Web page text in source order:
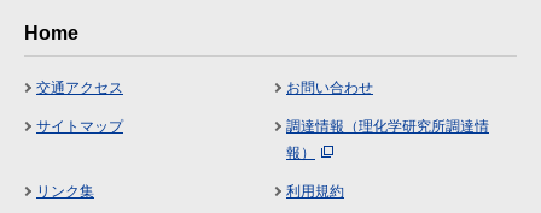
Home
交通アクセス お問い合わせ
サイトマップ
調達情報（理化学研究所調達情
報）
リンク集 利用規約